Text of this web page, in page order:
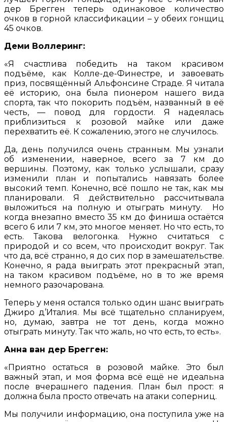
дер Брегген теперь одинаковое количество
очков в горной классификации – у обеих гонщиц
45 очков.
Деми Воллеринг:
«Я счастлива победить на таком красивом
подъёме, как Колле-де-Финестре, и завоевать
приз, посвящённый Альфонсине Страде. Я читала
её историю, она была пионером нашего вида
спорта, так что покорить подъём, названный в её
честь, — повод для гордости. Я надеялась
приблизиться к розовой майке или даже
перехватить её. К сожалению, этого не случилось.
Да, день получился очень странным. Мы узнали
об изменении, наверное, всего за 7 км до
вершины. Поэтому, как только услышали, сразу
изменили план и попытались навязать более
высокий темп. Конечно, всё пошло не так, как мы
планировали. Я действительно рассчитывала
выложиться на полную и отыграть минуту. Но
когда внезапно вместо 35 км до финиша остаётся
всего 6 или 7 км, это многое меняет. Но что есть, то
есть. Такова велогонка. Нужно считаться с
природой и со всем, что происходит вокруг. Так
что да, всё странно, я до сих пор в замешательстве.
Конечно, я рада выиграть этот прекрасный этап,
на таком красивом подъёме, но в то же время
немного разочарована.
Теперь у меня остался только один шанс выиграть
Джиро д’Италия. Мы всё тщательно спланируем,
но, думаю, завтра не тот день, когда можно
отыграть минуту. Так что жаль, но что есть, то есть».
Анна ван дер Брегген:
«Приятно остаться в розовой майке. Это был
важный этап, и моя форма всё ещё не идеальна
после вчерашнего падения. План был прост: я
должна была просто отвечать на атаки соперниц.
Мы получили информацию, она поступила уже на